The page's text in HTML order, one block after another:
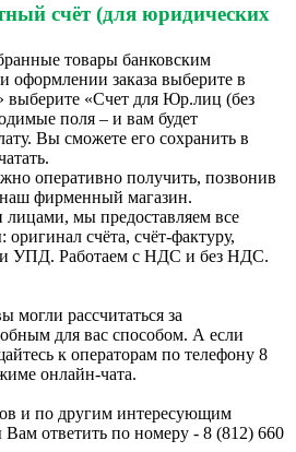
счёт (для юридических
товары банковским
оформлении заказа выберите в
выберите «Счет для Юр.лиц (без
поля – и вам будет
Вы сможете его сохранить в
оперативно получить, позвонив
фирменный магазин.
мы предоставляем все
счёта, счёт-фактуру,
УПД. Работаем с НДС и без НДС.
могли рассчитаться за
для вас способом. А если
к операторам по телефону 8
онлайн-чата.
и по другим интересующим
ответить по номеру - 8 (812) 660